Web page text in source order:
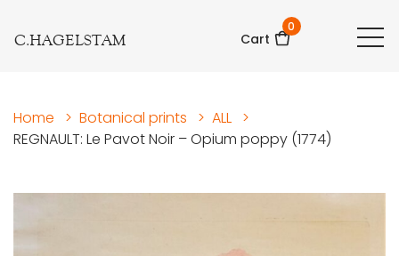
C.HAGELSTAM Cart
0
Home > Botanical prints > ALL >
REGNAULT: Le Pavot Noir – Opium poppy (1774)